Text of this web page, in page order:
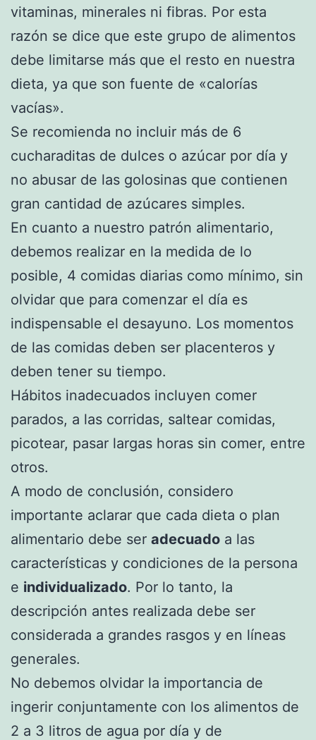
vitaminas, minerales ni fibras. Por esta
razón se dice que este grupo de alimentos
debe limitarse más que el resto en nuestra
dieta, ya que son fuente de «calorías
vacías».
Se recomienda no incluir más de 6
cucharaditas de dulces o azúcar por día y
no abusar de las golosinas que contienen
gran cantidad de azúcares simples.
En cuanto a nuestro patrón alimentario,
debemos realizar en la medida de lo
posible, 4 comidas diarias como mínimo, sin
olvidar que para comenzar el día es
indispensable el desayuno. Los momentos
de las comidas deben ser placenteros y
deben tener su tiempo.
Hábitos inadecuados incluyen comer
parados, a las corridas, saltear comidas,
picotear, pasar largas horas sin comer, entre
otros.
A modo de conclusión, considero
importante aclarar que cada dieta o plan
alimentario debe ser adecuado a las
características y condiciones de la persona
e individualizado. Por lo tanto, la
descripción antes realizada debe ser
considerada a grandes rasgos y en líneas
generales.
No debemos olvidar la importancia de
ingerir conjuntamente con los alimentos de
2 a 3 litros de agua por día y de